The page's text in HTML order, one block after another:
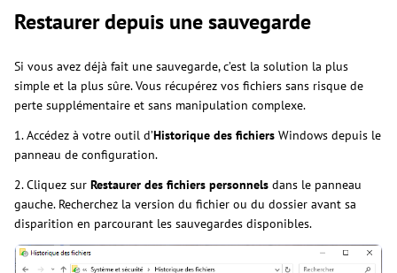
Restaurer depuis une sauvegarde
Si vous avez déjà fait une sauvegarde, c’est la solution la plus
simple et la plus sûre. Vous récupérez vos fichiers sans risque de
perte supplémentaire et sans manipulation complexe.
1. Accédez à votre outil d’Historique des fichiers Windows depuis le
panneau de configuration.
2. Cliquez sur Restaurer des fichiers personnels dans le panneau
gauche. Recherchez la version du fichier ou du dossier avant sa
disparition en parcourant les sauvegardes disponibles.